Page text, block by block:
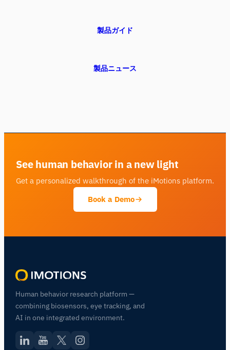
製品ガイド
製品ニュース
See human behavior in a new light
Get a personalized walkthrough of the iMotions platform.
Book a Demo
Human behavior research platform —
combining biosensors, eye tracking, and
AI in one integrated environment.